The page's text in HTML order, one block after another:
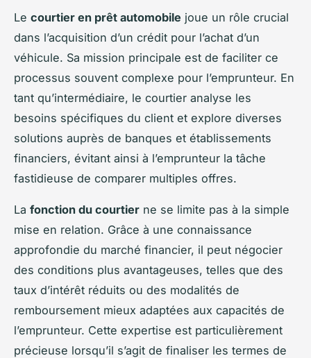
Le courtier en prêt automobile joue un rôle crucial
dans l’acquisition d’un crédit pour l’achat d’un
véhicule. Sa mission principale est de faciliter ce
processus souvent complexe pour l’emprunteur. En
tant qu’intermédiaire, le courtier analyse les
besoins spécifiques du client et explore diverses
solutions auprès de banques et établissements
financiers, évitant ainsi à l’emprunteur la tâche
fastidieuse de comparer multiples offres.
La fonction du courtier ne se limite pas à la simple
mise en relation. Grâce à une connaissance
approfondie du marché financier, il peut négocier
des conditions plus avantageuses, telles que des
taux d’intérêt réduits ou des modalités de
remboursement mieux adaptées aux capacités de
l’emprunteur. Cette expertise est particulièrement
précieuse lorsqu’il s’agit de finaliser les termes de